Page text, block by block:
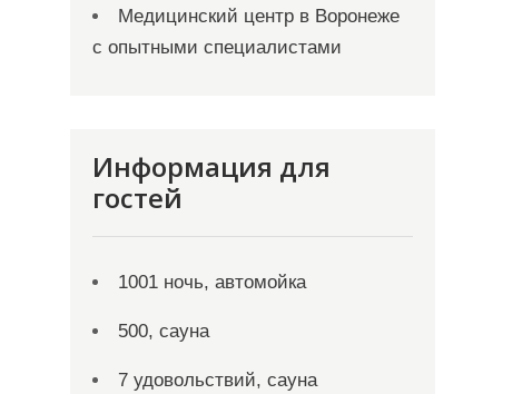
Медицинский центр в Воронеже
с опытными специалистами
Информация для
гостей
1001 ночь, автомойка
500, сауна
7 удовольствий, сауна